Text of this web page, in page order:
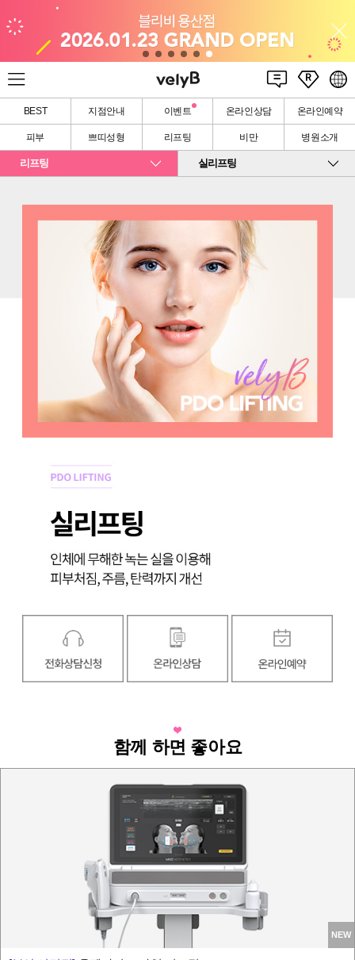
BEST 지점안내 이벤트 온라인상담 온라인예약
피부 쁘띠성형 리프팅 비만 병원소개
리프팅 실리프팅
함께 하면 좋아요
NEW